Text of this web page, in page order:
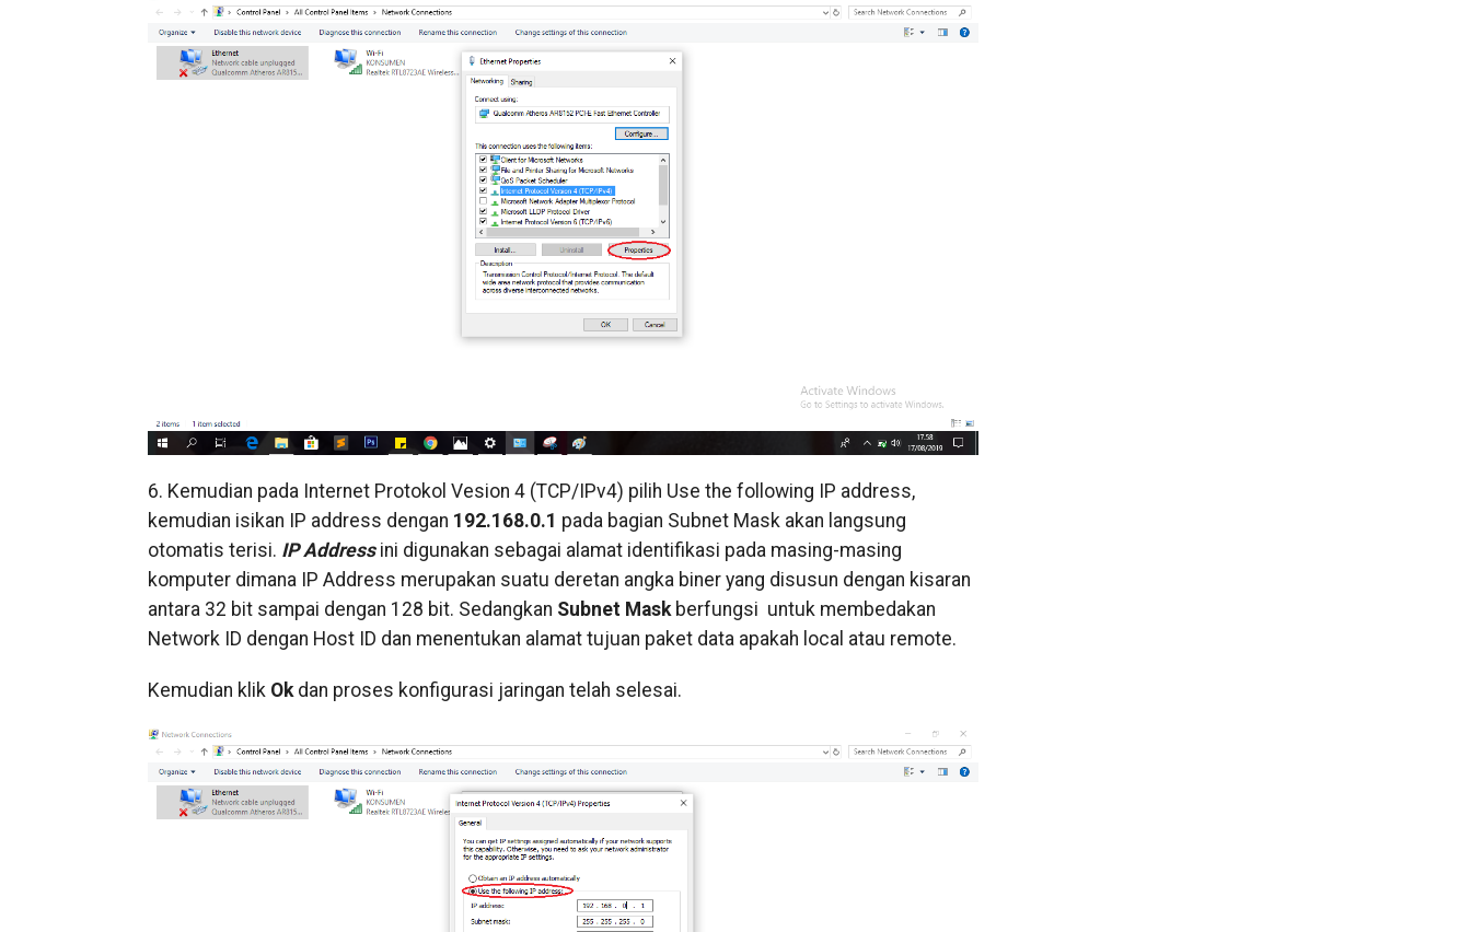
6. Kemudian pada Internet Protokol Vesion 4 (TCP/IPv4) pilih Use the following IP address,
kemudian isikan IP address dengan 192.168.0.1 pada bagian Subnet Mask akan langsung
otomatis terisi. IP Addressini digunakan sebagai alamat identifikasi pada masing-masing
komputer dimana IP Address merupakan suatu deretan angka biner yang disusun dengan kisaran
antara 32 bit sampai dengan 128 bit. Sedangkan Subnet Maskberfungsi untuk membedakan
Network ID dengan Host ID dan menentukan alamat tujuan paket data apakah local atau remote.
Kemudian klik Okdan proses konfigurasi jaringan telah selesai.